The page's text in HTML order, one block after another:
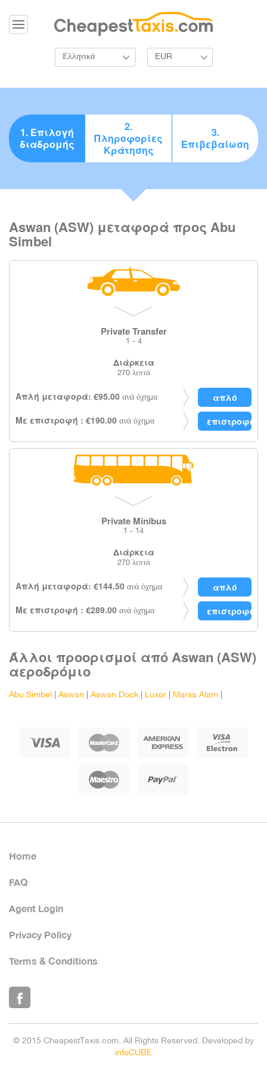
Ελληνικά EUR
1. Επιλογή
διαδρομής
2.
Πληροφορίες
Κράτησης
3.
Επιβεβαίωση
Aswan (ASW) μεταφορά προς Abu
Simbel
Private Transfer
1 - 4
Διάρκεια
270 λεπτά
Απλή μεταφορά: €95.00 ανά όχημα
Με επιστροφή : €190.00 ανά όχημα
Private Minibus
1 - 14
Διάρκεια
270 λεπτά
Απλή μεταφορά: €144.50 ανά όχημα
Με επιστροφή : €289.00 ανά όχημα
Άλλοι προορισμοί από Aswan (ASW)
αεροδρόμιο
Abu Simbel Aswan Aswan Dock Luxor Marsa Alam
Home
FAQ
Agent Login
Privacy Policy
Terms & Conditions
© 2015 CheapestTaxis.com. All Rights Reserved. Developed by
infoCUBE